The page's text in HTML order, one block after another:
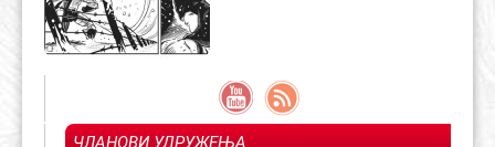
ЧЛАНОВИ УДРУЖЕЊА